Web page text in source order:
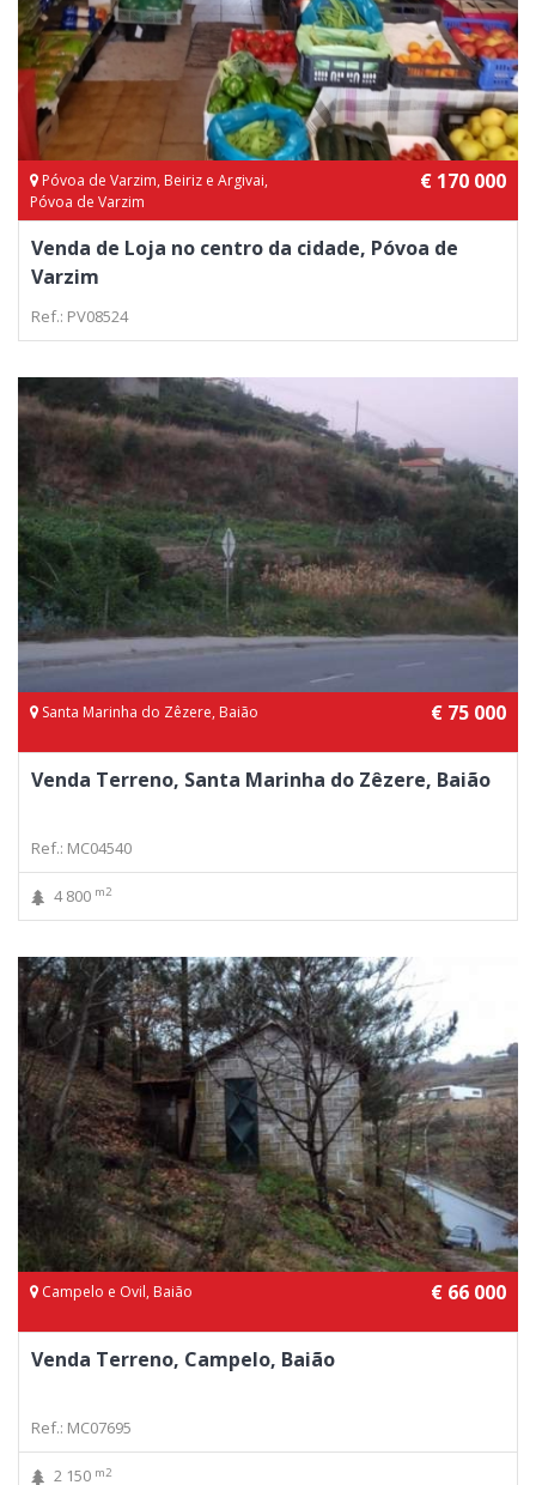
Póvoa de Varzim, Beiriz e Argivai,
Póvoa de Varzim
€ 170 000
Venda de Loja no centro da cidade, Póvoa de
Varzim
Ref.: PV08524
Santa Marinha do Zêzere, Baião € 75 000
Venda Terreno, Santa Marinha do Zêzere, Baião
Ref.: MC04540
4 800 m2
Campelo e Ovil, Baião € 66 000
Venda Terreno, Campelo, Baião
Ref.: MC07695
2 150 m2